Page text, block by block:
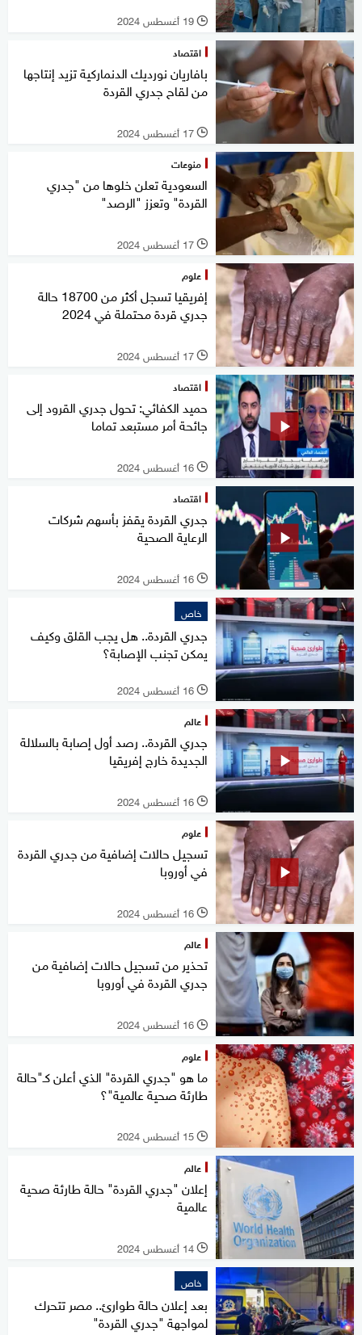
l 19 أغسطس 2024
اقتصاد
بافاريان نورديك الدنماركية تزيد إنتاجها
من لقاح جدري القردة
l 17 أغسطس 2024
منوعات
السعودية تعلن خلوها من "جدري
القردة" وتعزز "الرصد"
l 17 أغسطس 2024
علوم
إفريقيا تسجل أكثر من 18700 حالة
جدري قردة محتملة في 2024
l 17 أغسطس 2024
اقتصاد
حميد الكفائي: تحول جدري القرود إلى
جائحة أمر مستبعد تماما
l 16 أغسطس 2024
اقتصاد
جدري القردة يقفز بأسهم شركات
الرعاية الصحية
l 16 أغسطس 2024
خاص
جدري القردة.. هل يجب القلق وكيف
يمكن تجنب الإصابة؟
l 16 أغسطس 2024
عالم
جدري القردة.. رصد أول إصابة بالسلالة
الجديدة خارج إفريقيا
l 16 أغسطس 2024
علوم
تسجيل حالات إضافية من جدري القردة
في أوروبا
l 16 أغسطس 2024
عالم
تحذير من تسجيل حالات إضافية من
جدري القردة في أوروبا
l 16 أغسطس 2024
علوم
ما هو "جدري القردة" الذي أعلن كـ"حالة
طارئة صحية عالمية"؟
l 15 أغسطس 2024
عالم
إعلان "جدري القردة" حالة طارئة صحية
عالمية
l 14 أغسطس 2024
خاص
بعد إعلان حالة طوارئ.. مصر تتحرك
لمواجهة "جدري القردة"